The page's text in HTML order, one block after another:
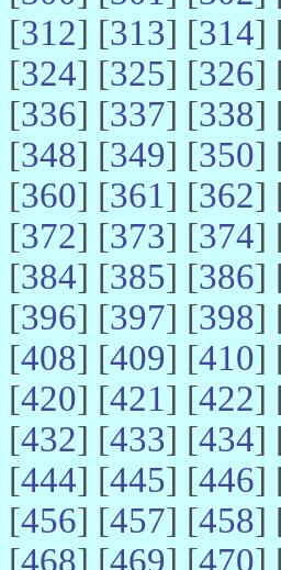
[312] [313] [314]
[324] [325] [326]
[336] [337] [338]
[348] [349] [350]
[360] [361] [362]
[372] [373] [374]
[384] [385] [386]
[396] [397] [398]
[408] [409] [410]
[420] [421] [422]
[432] [433] [434]
[444] [445] [446]
[456] [457] [458]
[468] [469] [470]